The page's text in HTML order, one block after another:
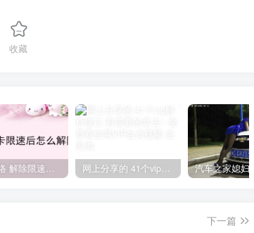
收藏
联通网络 解除限速方法参考！畅享、畅玩、老白干等及其它地区自测了 网上分享的 41个vip解析接口 有需要的拿去~ 免费看全网VIP会员视频
下一篇